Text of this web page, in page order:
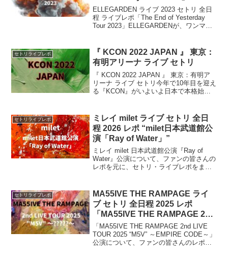
ELLEGARDEN ライブ 2023 セトリ 全日
程 ライブレポ「The End of Yesterday
Tour 2023」ELLEGARDENが、ワンマ
セトリライブレポ
『 KCON 2022 JAPAN 』 東京：
有明アリーナ ライブ セトリ
『 KCON 2022 JAPAN 』 東京：有明ア
リーナ ライブ セトリ今年で10年目を迎え
る『KCON』がいよいよ日本で本格始
いうことで、...
セトリライブレポ
ミレイ milet ライブ セトリ 全日
程 2026 レポ “milet日本武道館公
演「Ray of Water」”
ミレイ milet 日本武道館公演『Ray of
Water』公演について、ファンの皆さんの
レポを元に、セトリ・ライブレポをまと
以来約3年ぶり、 2度目の武道館2日間公
演 となる一夜です。
セトリライブレポ
MA55IVE THE RAMPAGE ライ
ブ セトリ 全日程 2025 レポ
「MA55IVE THE RAMPAGE 2nd
LIVE TOUR 2025 “M5V” 〜
EMPIRE CODE〜」
「MA55IVE THE RAMPAGE 2nd LIVE
TOUR 2025 “M5V” ～EMPIRE CODE～」
公演について、ファンの皆さんのレポを